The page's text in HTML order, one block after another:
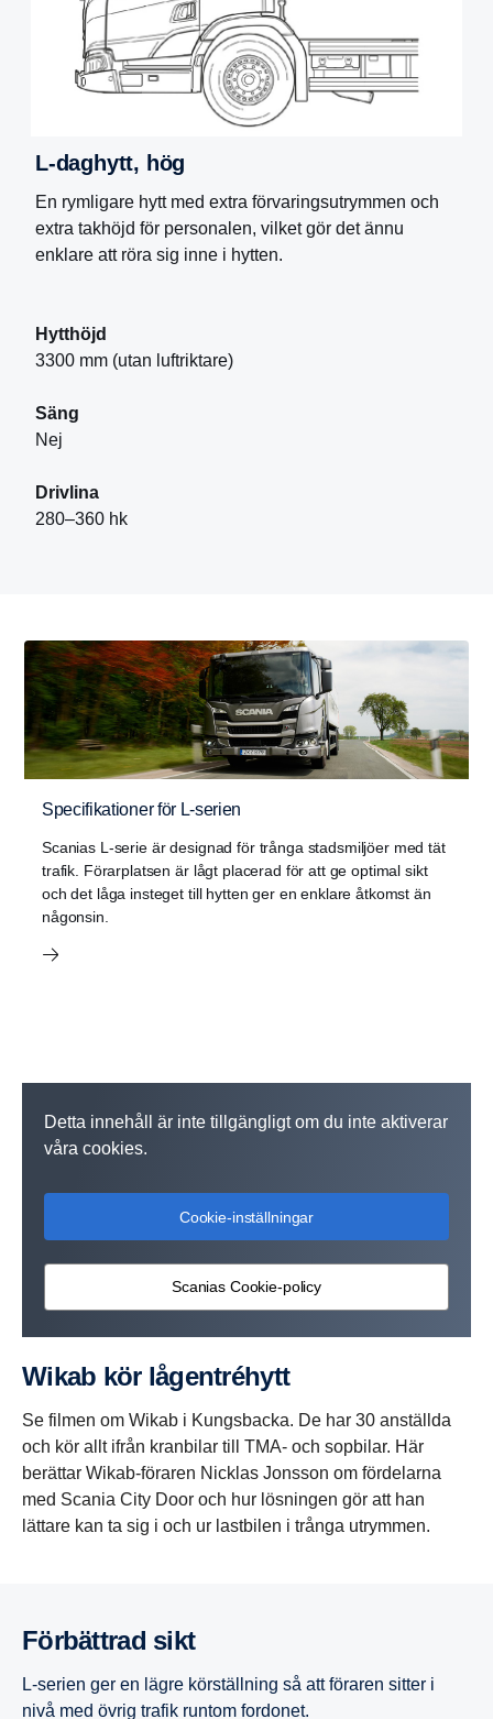
L-daghytt, hög
En rymligare hytt med extra förvaringsutrymmen och
extra takhöjd för personalen, vilket gör det ännu
enklare att röra sig inne i hytten.
Hytthöjd
3300 mm (utan luftriktare)
Säng
Nej
Drivlina
280–360 hk
Specifikationer för L-serien
Scanias L-serie är designad för trånga stadsmiljöer med tät
trafik. Förarplatsen är lågt placerad för att ge optimal sikt
och det låga insteget till hytten ger en enklare åtkomst än
någonsin.
Detta innehåll är inte tillgängligt om du inte aktiverar
våra cookies.
Cookie-inställningar
Scanias Cookie-policy
Wikab kör lågen­tré­hytt
Se filmen om Wikab i Kungsbacka. De har 30 anställda
och kör allt ifrån kranbilar till TMA- och sopbilar. Här
berättar Wikab-föraren Nicklas Jonsson om fördelarna
med Scania City Door och hur lösningen gör att han
lättare kan ta sig i och ur lastbilen i trånga utrymmen.
Förbättrad sikt
L-serien ger en lägre körställning så att föraren sitter i
nivå med övrig trafik runtom fordonet.